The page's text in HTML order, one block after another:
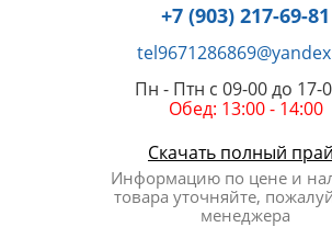
+7 (903) 217-69-81
Пн - Птн с 09-00 до 17-
Обед: 13:00 - 14:00
Скачать полный
Информацию по цене и
товара уточняйте,
менеджера